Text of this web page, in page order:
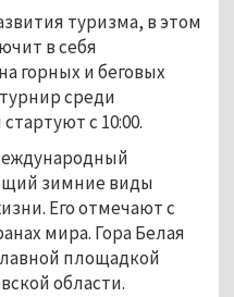
туризма, в этом
в себя
горных и беговых
среди
с 10:00.
зимние виды
Его отмечают с
мира. Гора Белая
площадкой
области.